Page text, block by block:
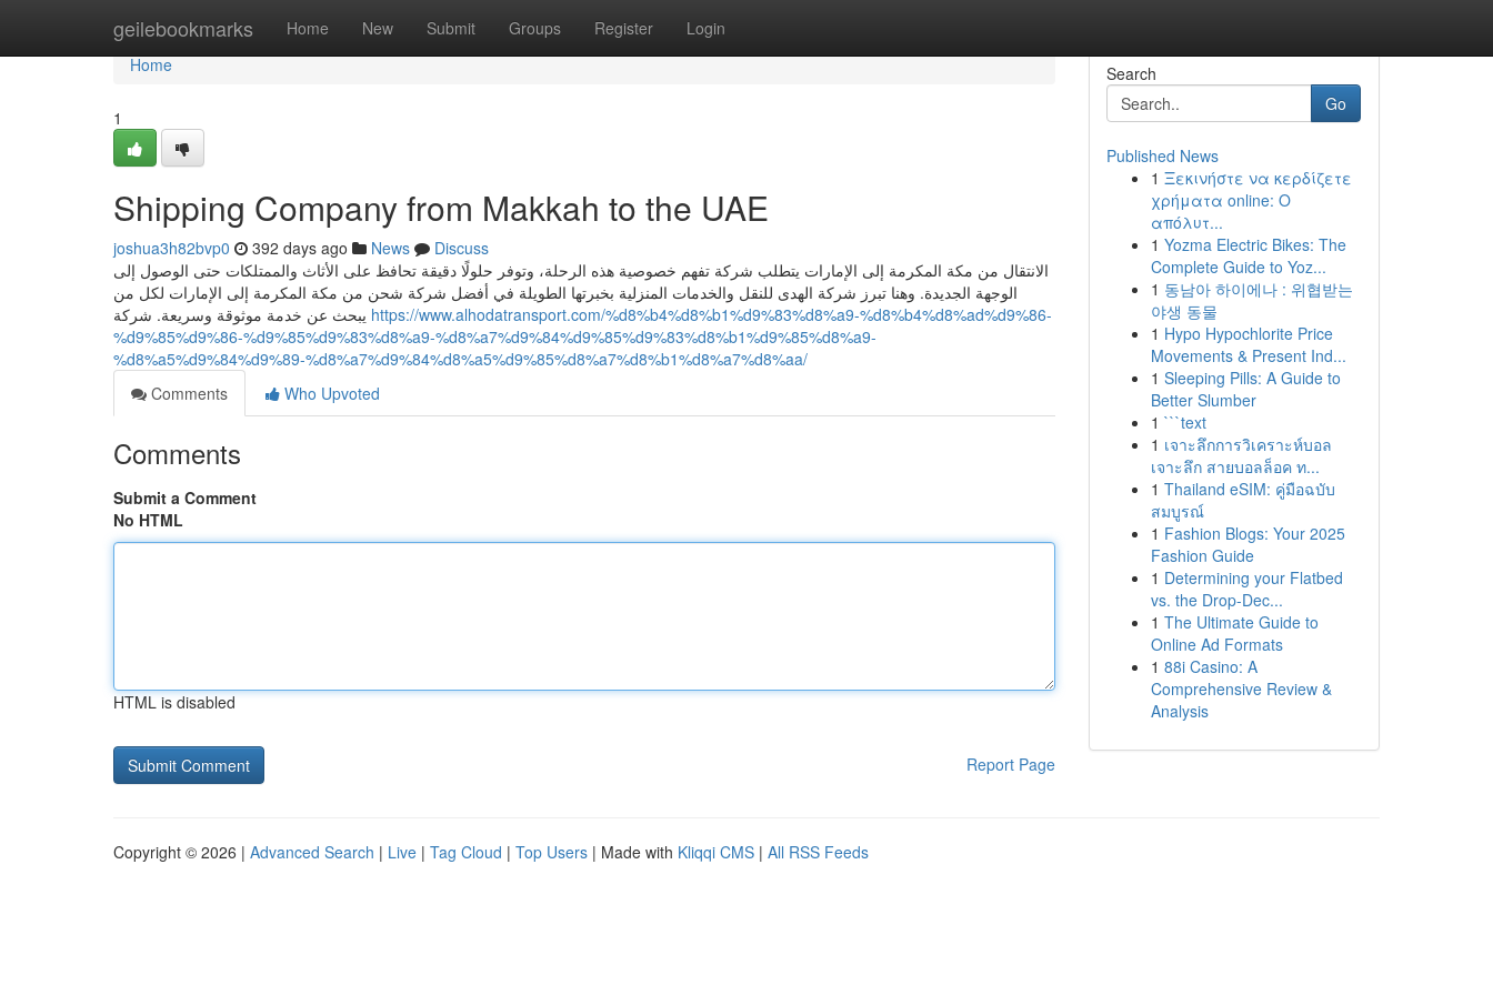
geilebookmarks Home New Submit Groups Register Login
Home
Home
1
Shipping Company from Makkah to the UAE
joshua3h82bvp0 392 days ago News
Discuss
الانتقال من مكة المكرمة إلى الإمارات يتطلب شركة تفهم خصوصية هذه الرحلة، وتوفر حلولًا دقيقة تحافظ على الأثاث والممتلكات حتى الوصول إلى
الوجهة الجديدة. وهنا تبرز شركة الهدى للنقل والخدمات المنزلية بخبرتها الطويلة في أفضل شركة شحن من مكة المكرمة إلى الإمارات لكل من
https://www.alhodatransport.com/%d8%b4%d8%b1%d9%83%d8%a9-%d8%b4%d8%ad%d9%86-
%d9%85%d9%86-%d9%85%d9%83%d8%a9-%d8%a7%d9%84%d9%85%d9%83%d8%b1%d9%85%d8%a9-
%d8%a5%d9%84%d9%89-%d8%a7%d9%84%d8%a5%d9%85%d8%a7%d8%b1%d8%a7%d8%aa/
Comments
Who Upvoted
Comments
Submit a Comment
No HTML
HTML is disabled
Report Page
Search
Go
Published News
1 Ξεκινήστε να κερδίζετε
χρήματα online: Ο
απόλυτ...
1 Yozma Electric Bikes: The
Complete Guide to Yoz...
1 동남아 하이에나 : 위협받는
야생 동물
1 Hypo Hypochlorite Price
Movements & Present Ind...
1 Sleeping Pills: A Guide to
Better Slumber
1 ```text
1 เจาะลึกการวิเคราะห์บอล
เจาะลึก สายบอลล็อค ท...
1 Thailand eSIM: คู่มือฉบับ
สมบูรณ์
1 Fashion Blogs: Your 2025
Fashion Guide
1 Determining your Flatbed
vs. the Drop-Dec...
1 The Ultimate Guide to
Online Ad Formats
1 88i Casino: A
Comprehensive Review &
Analysis
Copyright © 2026 | Advanced Search | Live | Tag Cloud | Top Users | Made with Kliqqi CMS | All RSS Feeds